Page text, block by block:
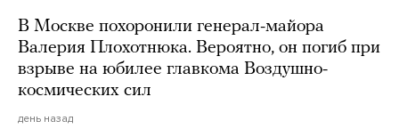
В Москве похоронили генерал-майора
Валерия Плохотнюка. Вероятно, он погиб при
взрыве на юбилее главкома Воздушно-
космических сил
день назад